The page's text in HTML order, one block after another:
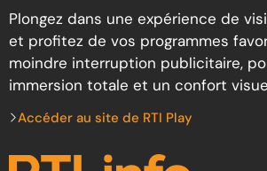
Plongez dans une expérience de
et profitez de vos programmes
moindre interruption publicitaire,
immersion totale et un confort
Accéder au site de RTI Play